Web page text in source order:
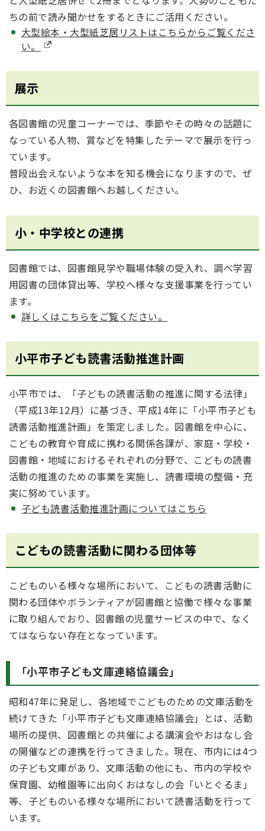
ちの前で読み聞かせをするときにご活用ください。
大型絵本・大型紙芝居リストはこちらからご覧くださ
い。
展示
各図書館の児童コーナーでは、季節やその時々の話題に
なっている人物、賞などを特集したテーマで展示を行っ
ています。
普段出会えないような本を知る機会になりますので、ぜ
ひ、お近くの図書館へお越しください。
小・中学校との連携
図書館では、図書館見学や職場体験の受入れ、調べ学習
用図書の団体貸出等、学校へ様々な支援事業を行ってい
ます。
詳しくはこちらをご覧ください。
小平市子ども読書活動推進計画
小平市では、「子どもの読書活動の推進に関する法律」
（平成13年12月）に基づき、平成14年に「小平市子ども
読書活動推進計画」を策定しました。図書館を中心に、
こどもの教育や育成に携わる関係各課が、家庭・学校・
図書館・地域におけるそれぞれの分野で、こどもの読書
活動の推進のための事業を実施し、読書環境の整備・充
実に努めています。
子ども読書活動推進計画についてはこちら
こどもの読書活動に関わる団体等
こどものいる様々な場所において、こどもの読書活動に
関わる団体やボランティアが図書館と協働で様々な事業
に取り組んでおり、図書館の児童サービスの中で、なく
てはならない存在となっています。
「小平市子ども文庫連絡協議会」
昭和47年に発足し、各地域でこどものための文庫活動を
続けてきた「小平市子ども文庫連絡協議会」とは、活動
場所の提供、図書館との共催による講演会やおはなし会
の開催などの連携を行ってきました。現在、市内には4つ
の子ども文庫があり、文庫活動の他にも、市内の学校や
保育園、幼稚園等に出向くおはなしの会「いとぐるま」
等、子どものいる様々な場所において読書活動を行って
います。